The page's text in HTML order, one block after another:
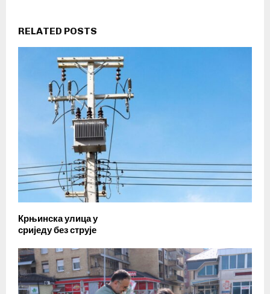
RELATED POSTS
Крњинска улица у
сриједу без струје